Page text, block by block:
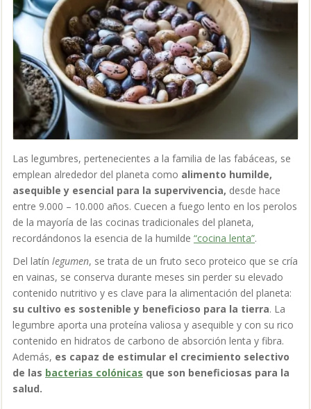
Las legumbres, pertenecientes a la familia de las fabáceas, se
emplean alrededor del planeta como alimento humilde,
asequible y esencial para la supervivencia, desde hace
entre 9.000 – 10.000 años. Cuecen a fuego lento en los perolos
de la mayoría de las cocinas tradicionales del planeta,
recordándonos la esencia de la humilde “cocina lenta”.
Del latín legumen, se trata de un fruto seco proteico que se cría
en vainas, se conserva durante meses sin perder su elevado
contenido nutritivo y es clave para la alimentación del planeta:
su cultivo es sostenible y beneficioso para la tierra. La
legumbre aporta una proteína valiosa y asequible y con su rico
contenido en hidratos de carbono de absorción lenta y fibra.
Además, es capaz de estimular el crecimiento selectivo
de las bacterias colónicas que son beneficiosas para la
salud.